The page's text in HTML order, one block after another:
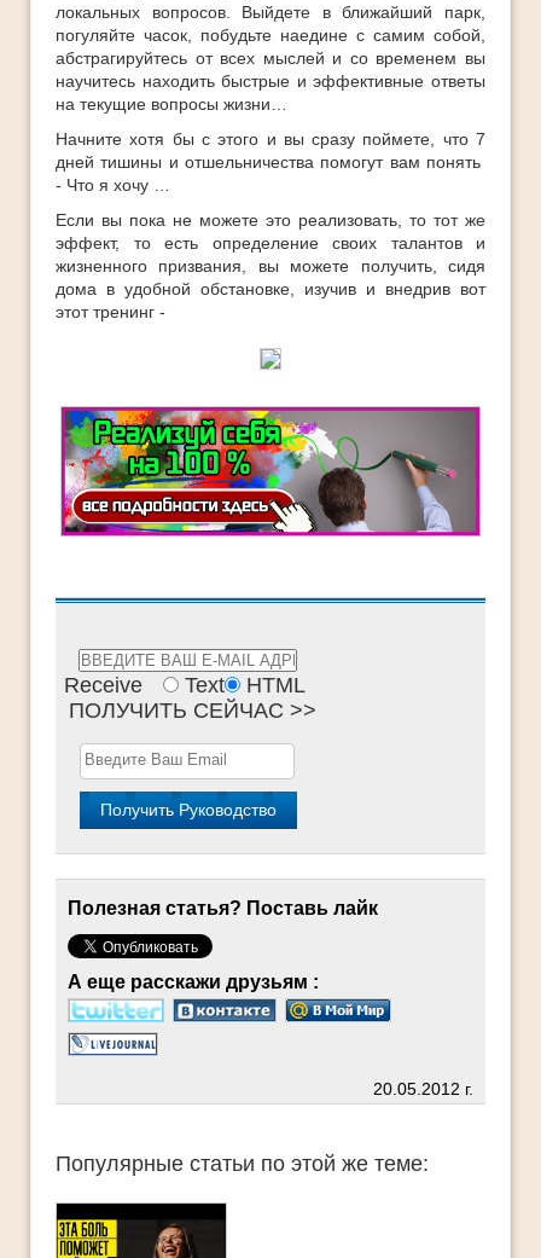
локальных вопросов. Выйдете в ближайший парк,
погуляйте часок, побудьте наедине с самим собой,
абстрагируйтесь от всех мыслей и со временем вы
научитесь находить быстрые и эффективные ответы
на текущие вопросы жизни…
Начните хотя бы с этого и вы сразу поймете, что 7
дней тишины и отшельничества помогут вам понять
- Что я хочу …
Если вы пока не можете это реализовать, то тот же
эффект, то есть определение своих талантов и
жизненного призвания, вы можете получить, сидя
дома в удобной обстановке, изучив и внедрив вот
этот тренинг -
Receive Text
HTML
ПОЛУЧИТЬ СЕЙЧАС >>
Полезная статья? Поставь лайк
А еще расскажи друзьям :
20.05.2012 г.
Популярные статьи по этой же теме: